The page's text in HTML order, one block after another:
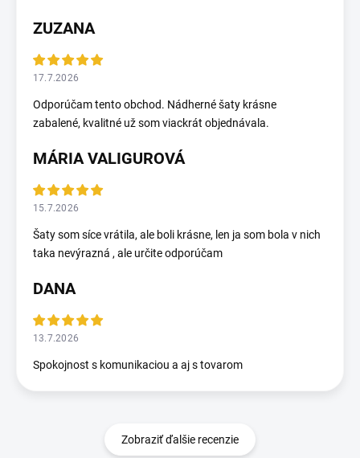
ZUZANA
17.7.2026
Odporúčam tento obchod. Nádherné šaty krásne
zabalené, kvalitné už som viackrát objednávala.
MÁRIA VALIGUROVÁ
15.7.2026
Šaty som síce vrátila, ale boli krásne, len ja som bola v nich
taka nevýrazná , ale určite odporúčam
DANA
13.7.2026
Spokojnost s komunikaciou a aj s tovarom
Zobraziť ďalšie recenzie